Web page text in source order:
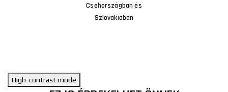
Csehországban és
Szlovákiában
High-contrast mode